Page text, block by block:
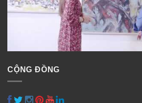
CỘNG ĐỒNG